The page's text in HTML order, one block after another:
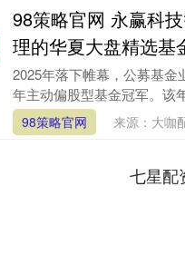
98策略官网 永赢科
理的华夏大盘精选基
2025年落下帷幕，公募基金
年主动偏股型基金冠军。该
98策略官网 来源：大咖
七星配